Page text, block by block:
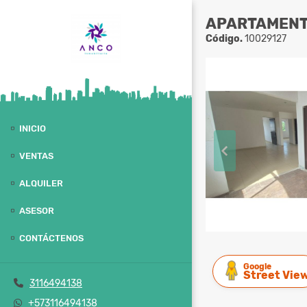
INICIO
VENTAS
ALQUILER
ASESOR
CONTÁCTENOS
3116494138
+573116494138
Código.10029127
Google
Street